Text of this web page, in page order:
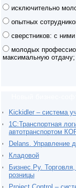
исключительно
опытных
сверстников: с
молодых
максимальную отдачу;
Kickidler – система
1С:Транспортная
автотранспортом
Delans. Управление
Кладовой
Бизнес.Ру.
розницы